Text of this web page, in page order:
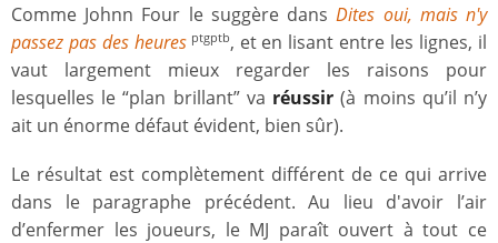
Comme Johnn Four le suggère dans Dites oui, mais n'y
passez pas des heuresptgptb, et en lisant entre les lignes, il
vaut largement mieux regarder les raisons pour
lesquelles le “plan brillant” va réussir (à moins qu’il n’y
ait un énorme défaut évident, bien sûr).
Le résultat est complètement différent de ce qui arrive
dans le paragraphe précédent. Au lieu d'avoir l’air
d’enfermer les joueurs, le MJ paraît ouvert à tout ce